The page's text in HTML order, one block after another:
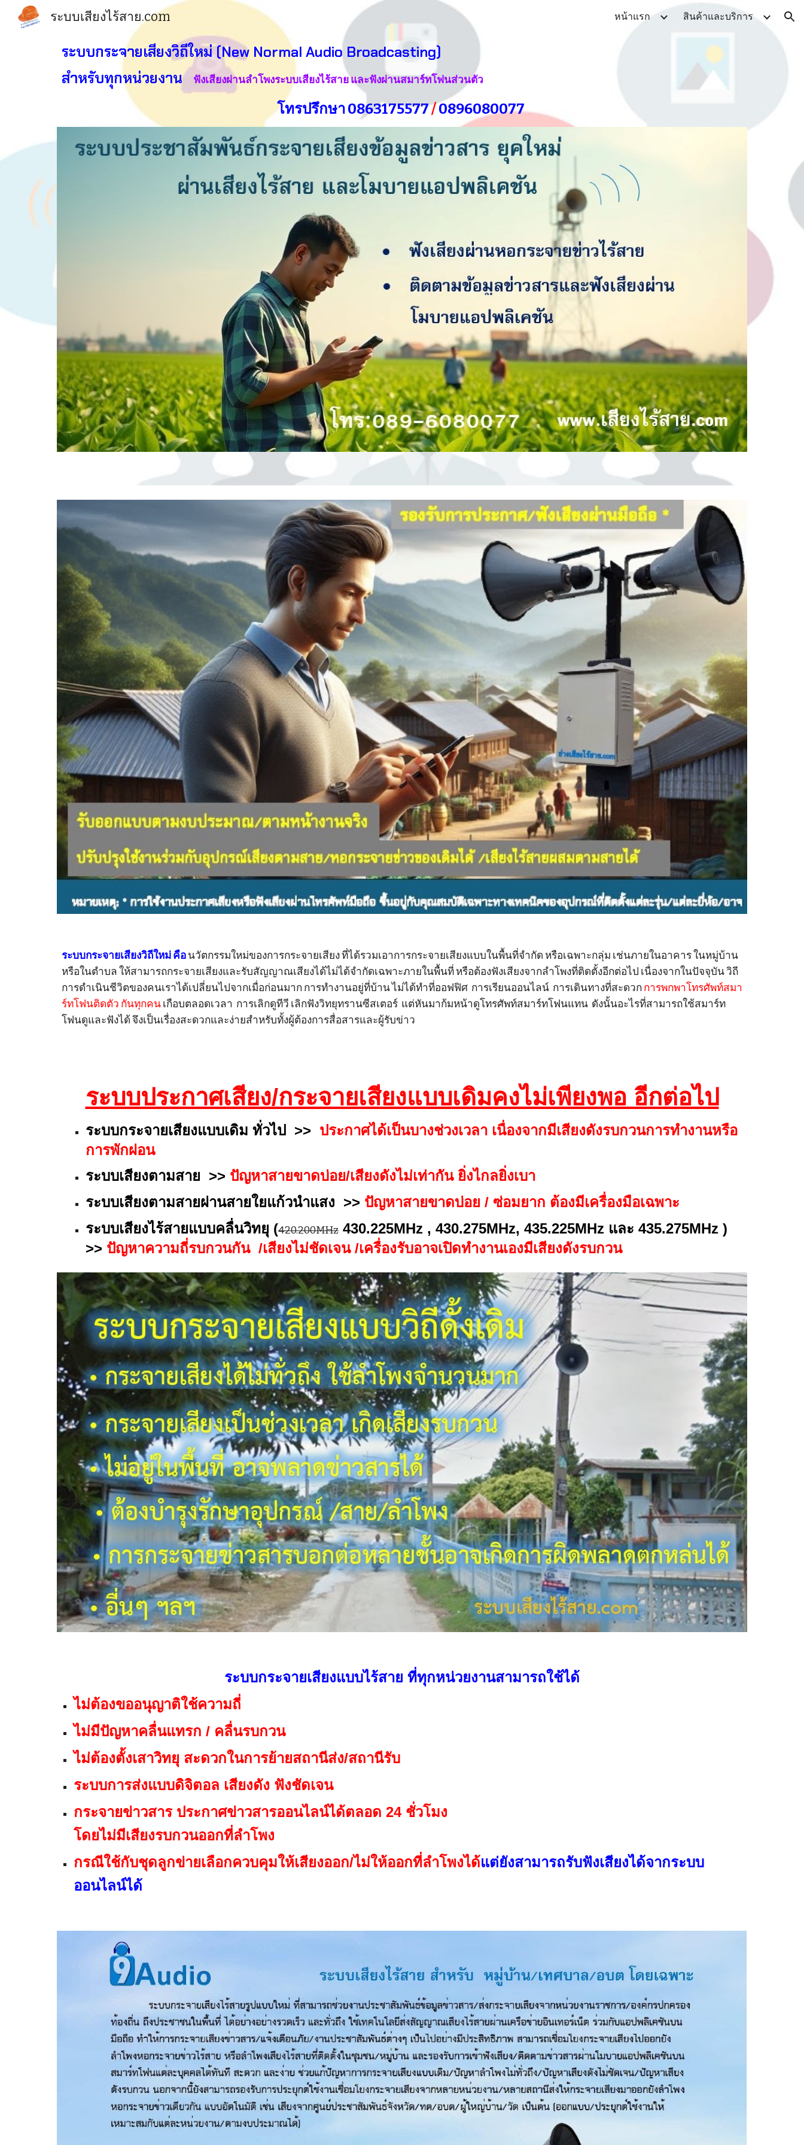
Skip to main content
ระบบเสียงไร้สาย.com หน้าแรก สินค้าและบริการ
ระบบกระจายเสียงวิถีใหม่ (New Normal Audio Broadcasting)
สำหรับทุกหน่วยงาน ฟังเสียงผ่านลำโพงระบบเสียงไร้สาย และฟังผ่านสมาร์ทโฟนส่วนตัว
โทรปรึกษา0863175577/0896080077
ระบบกระจายเสียงวิถีใหม่ คือนวัตกรรมใหม่ของการกระจายเสียง ที่ได้รวมเอาการกระจายเสียงแบบในพื้นที่จำกัด หรือเฉพาะกลุ่ม เช่นภายในอาคาร ในหมู่บ้าน
หรือในตำบล ให้สามารถกระจายเสียงและรับสัญญาณเสียงได้ไม่ได้จำกัดเฉพาะภายในพื้นที่ หรือต้องฟังเสียงจากลำโพงที่ติดตั้งอีกต่อไป เนื่องจากในปัจจุบัน วิถี
การดำเนินชีวิตของคนเราได้เปลี่ยนไปจากเมื่อก่อนมาก การทำงานอยู่ที่บ้าน ไม่ได้ทำที่ออฟฟิศ การเรียนออนไลน์ การเดินทางที่สะดวกการพกพาโทรศัพท์สมา
ร์ทโฟนติดตัว กันทุกคนเกือบตลอดเวลา การเลิกดูทีวี เลิกฟังวิทยุทรานซีสเตอร์ แต่หันมาก้มหน้าดูโทรศัพท์สมาร์ทโฟนแทน ดังนั้นอะไรที่สามารถใช้สมาร์ท
โฟนดูและฟังได้ จึงเป็นเรื่องสะดวกและง่ายสำหรับทั้งผู้ต้องการสื่อสารและผู้รับข่าว
ระบบประกาศเสียง/กระจายเสียงแบบเดิมคงไม่เพียงพอ อีกต่อไป
ระบบกระจายเสียงแบบเดิม ทั่วไป >> ประกาศได้เป็นบางช่วงเวลา เนื่องจากมีเสียงดังรบกวนการทำงานหรือ
การพักผ่อน
ระบบเสียงตามสาย >> ปัญหาสายขาดบ่อย/เสียงดังไม่เท่ากัน ยิ่งไกลยิ่งเบา
ระบบเสียงตามสายผ่านสายใยแก้วนำแสง >> ปัญหาสายขาดบ่อย / ซ่อมยาก ต้องมีเครื่องมือเฉพาะ
ระบบเสียงไร้สายแบบคลื่นวิทยุ (420.200MHz430.225MHz , 430.275MHz, 435.225MHz และ 435.275MHz )
>> ปัญหาความถี่รบกวนกัน /เสียงไม่ชัดเจน /เครื่องรับอาจเปิดทำงานเองมีเสียงดังรบกวน
ระบบกระจายเสียงแบบไร้สาย ที่ทุกหน่วยงานสามารถใช้ได้
ไม่ต้องขออนุญาติใช้ความถี่
ไม่มีปัญหาคลื่นแทรก / คลื่นรบกวน
ไม่ต้องตั้งเสาวิทยุ สะดวกในการย้ายสถานีส่ง/สถานีรับ
ระบบการส่งแบบดิจิตอล เสียงดัง ฟังชัดเจน
กระจายข่าวสาร ประกาศข่าวสารออนไลน์ได้ตลอด 24 ชั่วโมง
โดยไม่มีเสียงรบกวนออกที่ลำโพง
กรณีใช้กับชุดลูกข่ายเลือกควบคุมให้เสียงออก/ไม่ให้ออกที่ลำโพงได้แต่ยังสามารถรับฟังเสียงได้จากระบบ
ออนไลน์ได้